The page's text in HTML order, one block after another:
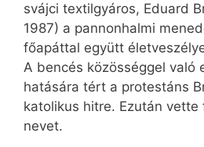
svájci textilgyáros, Eduard
1987) a pannonhalmi
főapáttal együtt
A bencés közösséggel való
hatására tért a protestáns
katolikus hitre. Ezután vette
nevet.